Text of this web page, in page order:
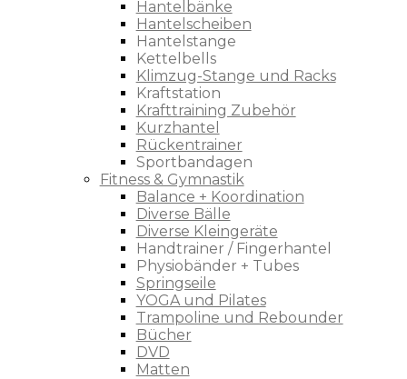
Hantelbänke
Hantelscheiben
Hantelstange
Kettelbells
Klimzug-Stange und Racks
Kraftstation
Krafttraining Zubehör
Kurzhantel
Rückentrainer
Sportbandagen
Fitness & Gymnastik
Balance + Koordination
Diverse Bälle
Diverse Kleingeräte
Handtrainer / Fingerhantel
Physiobänder + Tubes
Springseile
YOGA und Pilates
Trampoline und Rebounder
Bücher
DVD
Matten